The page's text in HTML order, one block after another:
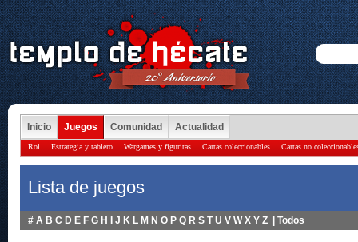
Inicio Juegos Comunidad Actualidad
Rol Estrategia y tablero Wargames y figuritas Cartas coleccionables Cartas no
Lista de juegos
# A B C D E F G H J K L M N O P Q R S T U V W X Y Z Todos